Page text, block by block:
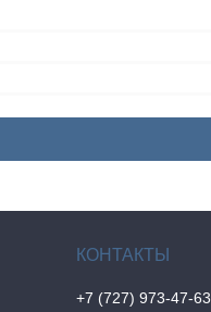
+7 (727) 973-47-63